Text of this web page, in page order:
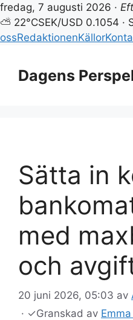
fredag, 7 augusti 2026 ·
⛅ 22°CSEK/USD 0.1054 ·
ossRedaktionenKällor
innehållDagens
Sätta in
med
och
20 juni 2026, 05:03 av
· ✓Granskad av